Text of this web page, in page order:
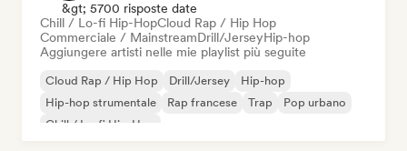
&gt; 5700 risposte date
Chill / Lo-fi Hip-HopCloud Rap / Hip Hop
Commerciale / MainstreamDrill/JerseyHip-hop
Aggiungere artisti nelle mie playlist più seguite
Cloud Rap / Hip Hop Drill/Jersey
Hip-hop
Hip-hop strumentale
Rap francese Trap
Pop urbano
Chill / Lo-fi Hip-Hop